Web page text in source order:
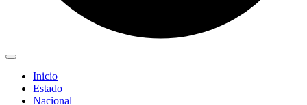
Inicio
Estado
Nacional